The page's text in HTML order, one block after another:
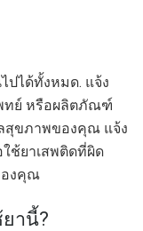
ปได้ทั้งหมด. แจ้ง
ทย์ หรือผลิตภัณฑ์
สุขภาพของคุณ แจ้ง
ช้ยาเสพติดที่ผิด
องคุณ
านี้?